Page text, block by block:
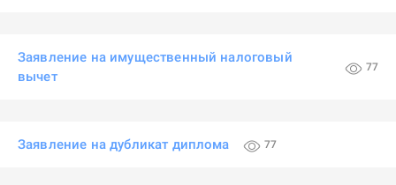
Заявление на имущественный налоговый
вычет
77
Заявление на дубликат диплома 77